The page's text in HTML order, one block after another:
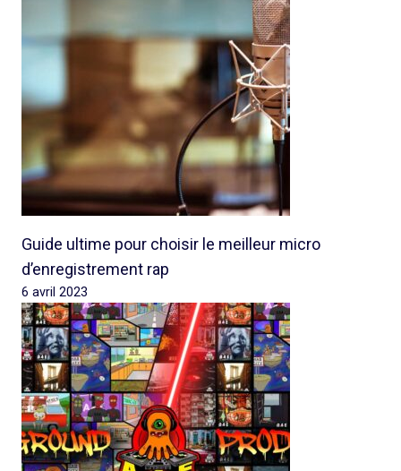
Guide ultime pour choisir le meilleur micro
d’enregistrement rap
6 avril 2023